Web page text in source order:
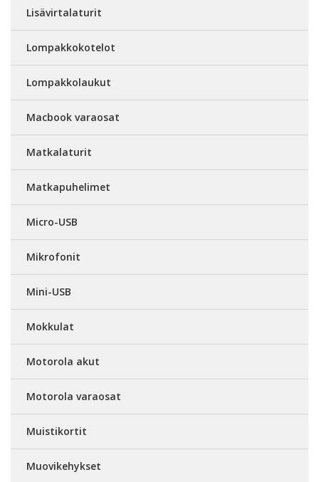
Lisävirtalaturit
Lompakkokotelot
Lompakkolaukut
Macbook varaosat
Matkalaturit
Matkapuhelimet
Micro-USB
Mikrofonit
Mini-USB
Mokkulat
Motorola akut
Motorola varaosat
Muistikortit
Muovikehykset